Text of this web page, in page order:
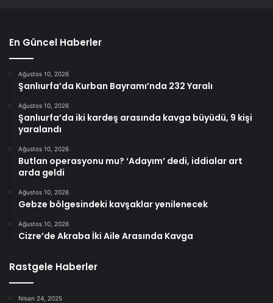
En Güncel Haberler
Ağustos 10, 2026
Şanlıurfa’da Kurban Bayramı’nda 232 Yaralı
Ağustos 10, 2026
Şanlıurfa’da iki kardeş arasında kavga büyüdü, 9 kişi
yaralandı
Ağustos 10, 2026
Butlan operasyonu mu? ‘Adayım’ dedi, iddialar art
arda geldi
Ağustos 10, 2026
Gebze bölgesindeki kavşaklar yenilenecek
Ağustos 10, 2026
Cizre’de Akraba İki Aile Arasında Kavga
Rastgele Haberler
Nisan 24, 2025